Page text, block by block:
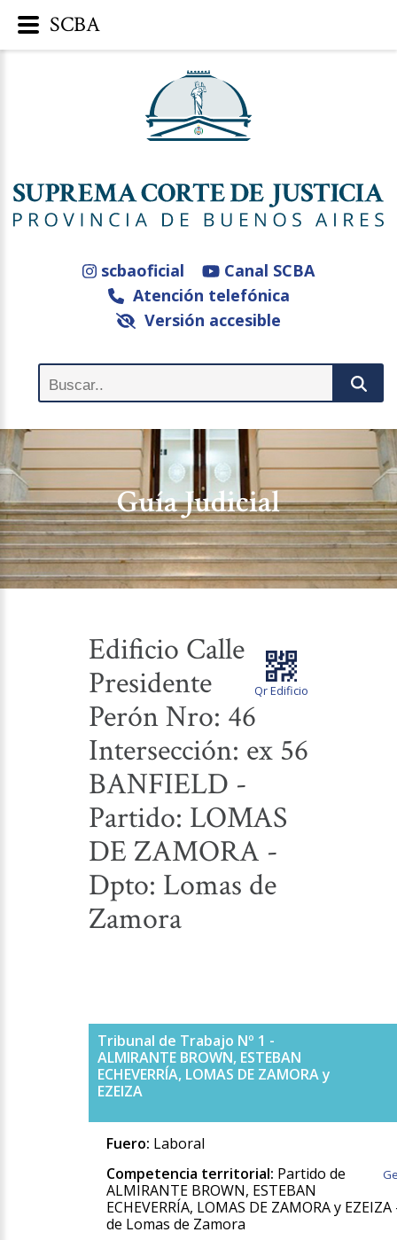
scbaoficial
Canal SCBA
Atención telefónica
Versión accesible
Guía Judicial
Qr Edificio
Edificio Calle
Presidente
Perón Nro: 46
Intersección: ex 56
BANFIELD -
Partido: LOMAS
DE ZAMORA -
Dpto: Lomas de
Zamora
Tribunal de Trabajo Nº 1 -
ALMIRANTE BROWN, ESTEBAN
ECHEVERRÍA, LOMAS DE ZAMORA y
EZEIZA
Fuero: Laboral
Competencia territorial: Partido de
ALMIRANTE BROWN, ESTEBAN
ECHEVERRÍA, LOMAS DE ZAMORA y
de Lomas de Zamora
SCBA